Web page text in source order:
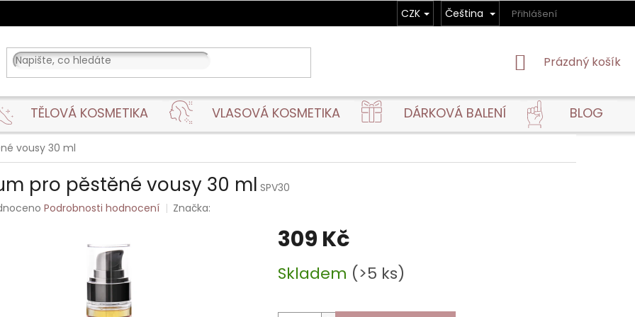
CZK Čeština Přihlášení
NÁKUPNÍ
Prázdný košík
TĚLOVÁ KOSMETIKA VLASOVÁ KOSMETIKA DÁRKOVÁ BALENÍ BLOG
vousy 30 ml
pro pěstěné vousy 30 ml SPV30
Podrobnosti hodnocení Značka:
309 Kč
cena:
Skladem (>5 ks)